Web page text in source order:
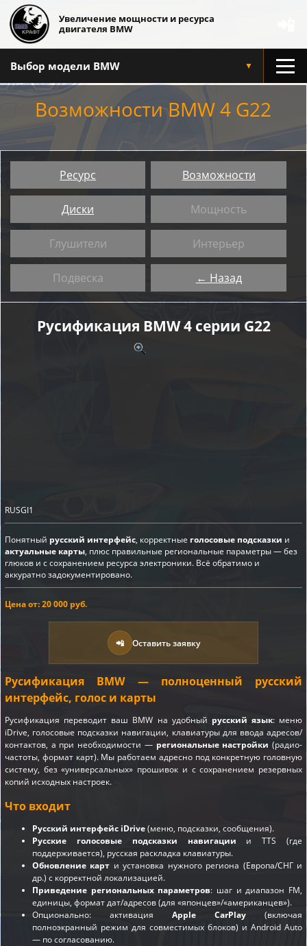
Увеличение мощности и ресурса
двигателя BMW
Выбор модели BMW ▼
Возможности BMW 4 G22
Ресурс Возможности
Диски Мощность
Глушители Интерьер
Подвеска ← Назад
Русификация BMW 4 серии G22
RUSGI1
Понятный русский интерфейс, корректные голосовые подсказки и
актуальные карты, плюс правильные региональные параметры — без
глюков и с сохранением ресурса электроники. Всё обратимо и
аккуратно задокументировано.
Цена от: 20 000 руб.
📲 Оставить заявку
Русификация BMW — полноценный русский
интерфейс, голос и карты
Русификация переводит ваш BMW на удобный русский язык: меню
iDrive, голосовые подсказки навигации, клавиатуры для ввода адресов/
контактов, а при необходимости — региональные настройки (радио-
частоты, формат карт). Мы работаем адресно под конкретную головную
систему, без «универсальных» прошивок и с сохранением резервных
копий исходных настроек.
Что входит
Русский интерфейс iDrive(меню, подсказки, сообщения).
Русские голосовые подсказки навигации и TTS (где
поддерживается), русская раскладка клавиатуры.
Обновление карт и установка нужного региона (Европа/СНГ и
др.) с корректной локализацией.
Приведение региональных параметров: шаг и диапазон FM,
единицы, формат дат/адресов (для «японцев»/«американцев»).
Опционально: активация Apple CarPlay (включая
полноэкранный режим для совместимых блоков) и Android Auto
— по согласованию.